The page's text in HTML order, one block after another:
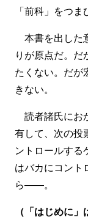
「前科」をつま
本書を出した
りが原点だ。
たくない。だが
きない。
読者諸氏にお
有して、次の投
ントロールする
はバカにコント
ら――。
（「はじめに」